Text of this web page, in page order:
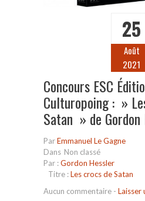
25
Août
2021
Concours ESC
Culturopoing : »
Satan » de
ParEmmanuel Le Gagne
Dans Non classé
Par :Gordon Hessler
Titre :Les crocs de Satan
Aucun commentaire - Laisser